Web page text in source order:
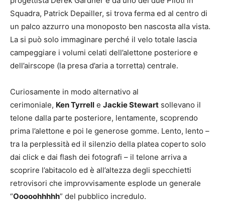
Squadra, Patrick Depailler, si trova ferma ed al centro di
un palco azzurro una monoposto ben nascosta alla vista.
La si può solo immaginare perché il velo totale lascia
campeggiare i volumi celati dell’alettone posteriore e
dell’airscope (la presa d’aria a torretta) centrale.
Curiosamente in modo alternativo al
cerimoniale, Ken Tyrrell e Jackie Stewart sollevano il
telone dalla parte posteriore, lentamente, scoprendo
prima l’alettone e poi le generose gomme. Lento, lento –
tra la perplessità ed il silenzio della platea coperto solo
dai click e dai flash dei fotografi – il telone arriva a
scoprire l’abitacolo ed è all’altezza degli specchietti
retrovisori che improvvisamente esplode un generale
“Ooooohhhhh” del pubblico incredulo.